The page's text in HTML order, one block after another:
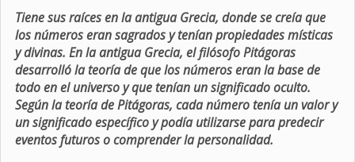
Tiene sus raíces en la antigua Grecia, donde se creía que
los números eran sagrados y tenían propiedades místicas
y divinas. En la antigua Grecia, el filósofo Pitágoras
desarrolló la teoría de que los números eran la base de
todo en el universo y que tenían un significado oculto.
Según la teoría de Pitágoras, cada número tenía un valor y
un significado específico y podía utilizarse para predecir
eventos futuros o comprender la personalidad.